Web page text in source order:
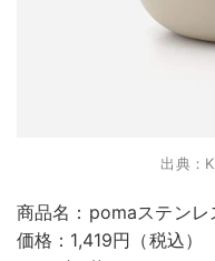
出典：
商品名：pomaステンレ
価格：1,419円（税込）